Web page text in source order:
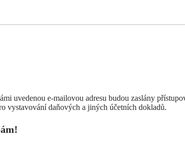
uvedenou e-mailovou adresu budou zaslány
vystavování daňových a jiných účetních dokladů.